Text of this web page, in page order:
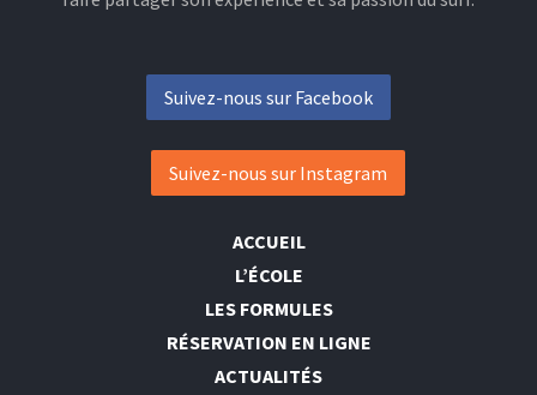
Suivez-nous sur Facebook
Suivez-nous sur Instagram
ACCUEIL
L’ÉCOLE
LES FORMULES
RÉSERVATION EN LIGNE
ACTUALITÉS